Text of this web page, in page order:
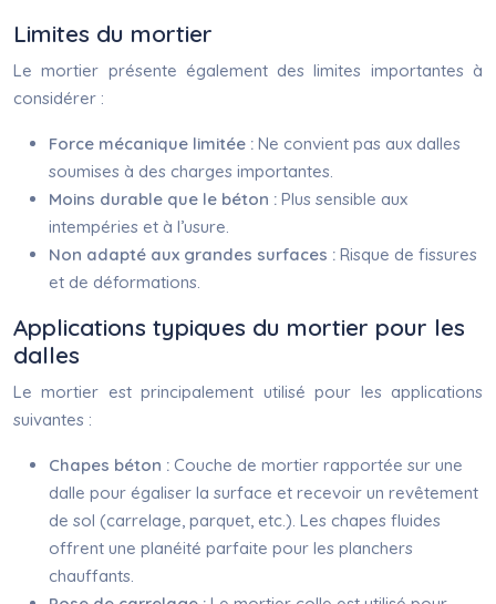
Limites du mortier
Le mortier présente également des limites importantes à
considérer :
Force mécanique limitée : Ne convient pas aux dalles
soumises à des charges importantes.
Moins durable que le béton : Plus sensible aux
intempéries et à l’usure.
Non adapté aux grandes surfaces : Risque de fissures
et de déformations.
Applications typiques du mortier pour les
dalles
Le mortier est principalement utilisé pour les applications
suivantes :
Chapes béton : Couche de mortier rapportée sur une
dalle pour égaliser la surface et recevoir un revêtement
de sol (carrelage, parquet, etc.). Les chapes fluides
offrent une planéité parfaite pour les planchers
chauffants.